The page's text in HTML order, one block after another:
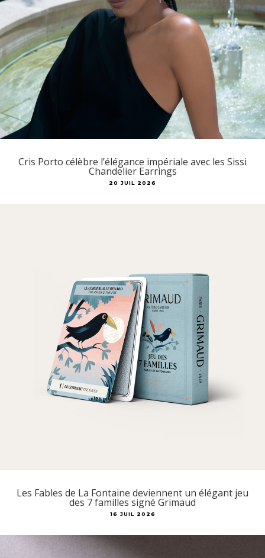
Cris Porto célèbre l’élégance impériale avec les Sissi
Chandelier Earrings
20 JUIL 2026
Les Fables de La Fontaine deviennent un élégant jeu
des 7 familles signé Grimaud
16 JUIL 2026